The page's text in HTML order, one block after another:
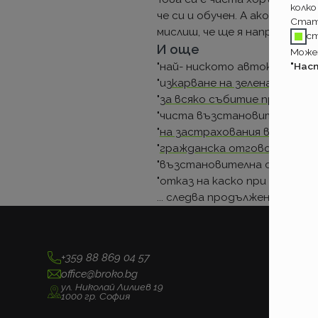
че си и обучен. А ако не си,
мислиш, че ще я направиш
И още
"най- ниското автокаско"
"изкарване на зелена карта
"за всяко събитие при едно
"чиста възстановителна
"на застрахования винаги ли
"гражданска отговорност
"възстановителна стойност
"отказ на каско при липса на
... следва продължение.
+359 88 869 04 57
office@broko.bg
ул. Николай Лилиев 19
1000 гр. София